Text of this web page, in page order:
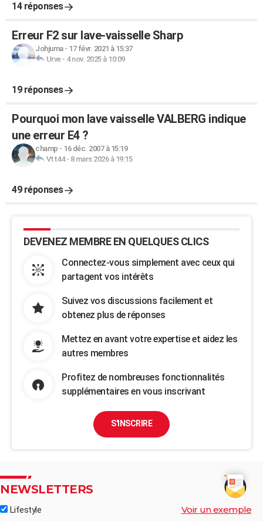
14 réponses
Erreur F2 sur lave-vaisselle Sharp
Johjuma- 17 févr. 2021 à 15:37
Urve- 4 nov. 2025 à 10:09
19 réponses
Pourquoi mon lave vaisselle VALBERG indique
une erreur E4 ?
champ - 16 déc. 2007 à 15:19
Vtt44- 8 mars 2026 à 19:15
49 réponses
DEVENEZ MEMBRE EN QUELQUES CLICS
Connectez-vous simplement avec ceux qui
partagent vos intérêts
Suivez vos discussions facilement et
obtenez plus de réponses
Mettez en avant votre expertise et aidez les
autres membres
Profitez de nombreuses fonctionnalités
supplémentaires en vous inscrivant
S'INSCRIRE
NEWSLETTERS
Lifestyle
Voir un exemple